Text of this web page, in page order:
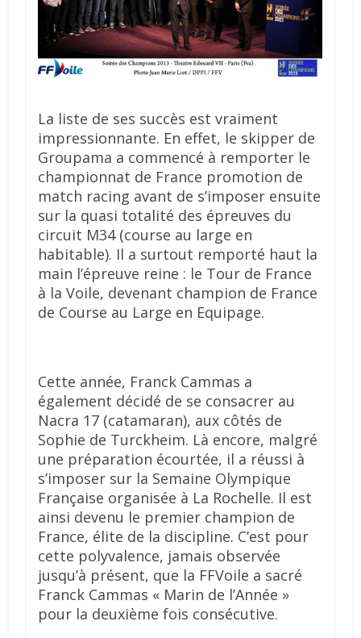
La liste de ses succès est vraiment
impressionnante. En effet, le skipper de
Groupama a commencé à remporter le
championnat de France promotion de
match racing avant de s’imposer ensuite
sur la quasi totalité des épreuves du
circuit M34 (course au large en
habitable). Il a surtout remporté haut la
main l’épreuve reine : le Tour de France
à la Voile, devenant champion de France
de Course au Large en Equipage.
Cette année, Franck Cammas a
également décidé de se consacrer au
Nacra 17 (catamaran), aux côtés de
Sophie de Turckheim. Là encore, malgré
une préparation écourtée, il a réussi à
s’imposer sur la Semaine Olympique
Française organisée à La Rochelle. Il est
ainsi devenu le premier champion de
France, élite de la discipline. C’est pour
cette polyvalence, jamais observée
jusqu’à présent, que la FFVoile a sacré
Franck Cammas « Marin de l’Année »
pour la deuxième fois consécutive.